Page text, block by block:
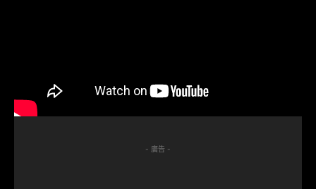
- 廣告 -